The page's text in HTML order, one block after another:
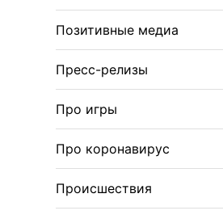
Позитивные медиа
Пресс-релизы
Про игры
Про коронавирус
Происшествия